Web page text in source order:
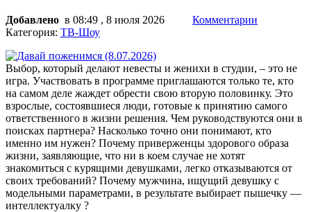
Добавлено в 08:49 , 8 июля 2026
Комментарии
Категория: ТВ-Шоу
Выбор, который делают невесты и женихи в студии, – это не
игра. Участвовать в программе приглашаются только те, кто
на самом деле жаждет обрести свою вторую половинку. Это
взрослые, состоявшиеся люди, готовые к принятию самого
ответственного в жизни решения. Чем руководствуются они в
поисках партнера? Насколько точно они понимают, кто
именно им нужен? Почему приверженцы здорового образа
жизни, заявляющие, что ни в коем случае не хотят
знакомиться с курящими девушками, легко отказываются от
своих требований? Почему мужчина, ищущий девушку с
модельными параметрами, в результате выбирает пышечку —
интеллектуалку ?